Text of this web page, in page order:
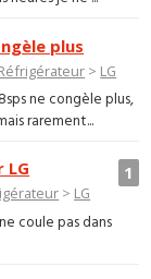
plus
> LG
ne congèle plus,
rarement...
1
LG
> LG
coule pas dans